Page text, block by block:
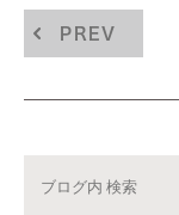
PREV